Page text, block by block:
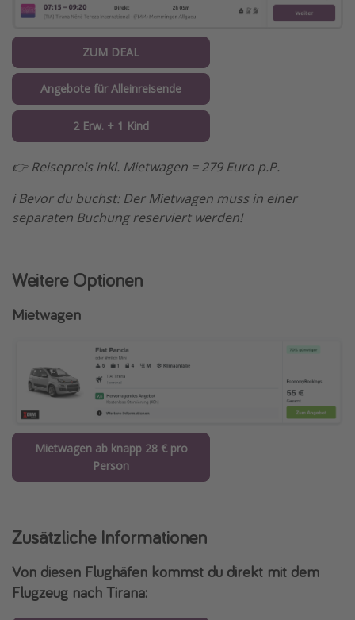
ZUM DEAL
Angebote für Alleinreisende
2 Erw. + 1 Kind
👉 Reisepreis inkl. Mietwagen = 279 Euro p.P.
ℹ️ Bevor du buchst: Der Mietwagen muss in einer
separaten Buchung reserviert werden!
Weitere Optionen
Mietwagen
Mietwagen ab knapp 28 € pro
Person
Zusätzliche Informationen
Von diesen Flughäfen kommst du direkt mit dem
Flugzeug nach Tirana: